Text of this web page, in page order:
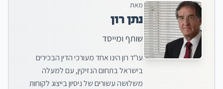
מאת
נתן רון
שותף ומייסד
עו"ד רון הינו אחד מעורכי הדין הבכירים
בישראל בתחום הנזיקין, עם למעלה
משלושה עשורים של ניסיון בייצוג לקוחות